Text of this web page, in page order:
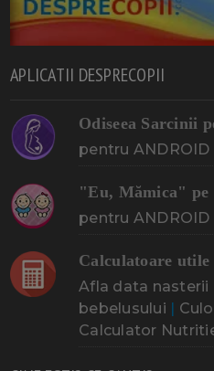
APLICATII DESPRECOPII
Odiseea Sarcinii
pentru ANDROID
"Eu, Mămica" pe
pentru ANDROID
Calculatoare utile
Afla data nasterii
bebelusului |
Calculator